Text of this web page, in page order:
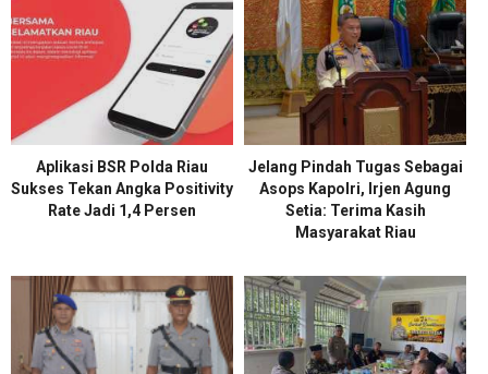
Aplikasi BSR Polda Riau
Sukses Tekan Angka Positivity
Rate Jadi 1,4 Persen
Jelang Pindah Tugas Sebagai
Asops Kapolri, Irjen Agung
Setia: Terima Kasih
Masyarakat Riau